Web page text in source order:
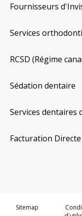
Fournisseurs
Services
RCSD (Régime
Sédation dentaire
Services dentaires
Facturation Directe
Sitemap